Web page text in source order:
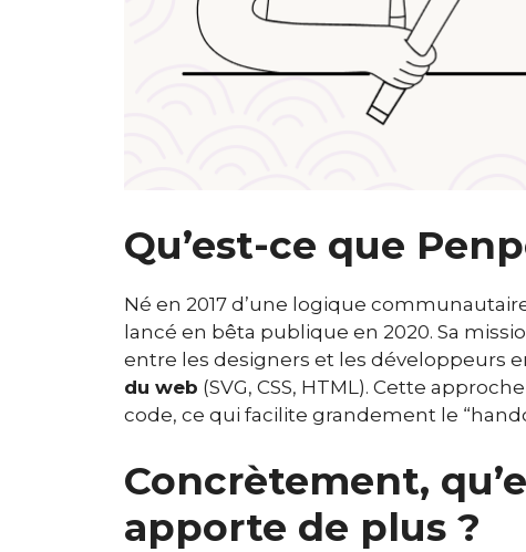
Qu’est-ce que
Né en 2017 d’une logique
lancé en bêta publique en 2020. Sa
entre les designers et les développeurs
du web (SVG, CSS, HTML). Cette
code, ce qui facilite grandement le
Concrètement,
apporte de plus ?